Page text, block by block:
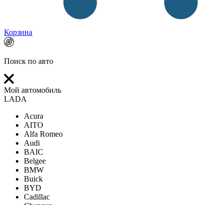
Корзина
Поиск по авто
Мой автомобиль
LADA
Acura
AITO
Alfa Romeo
Audi
BAIC
Belgee
BMW
Buick
BYD
Cadillac